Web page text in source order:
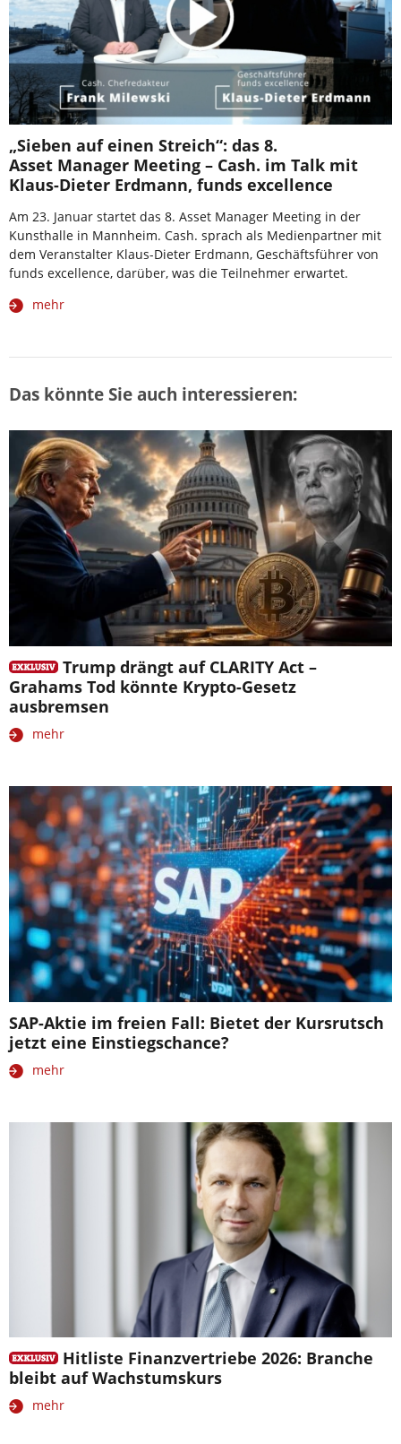
„Sieben auf einen Streich“: das 8.
Asset Manager Meeting – Cash. im Talk mit
Klaus-Dieter Erdmann, funds excellence
Am 23. Januar startet das 8. Asset Manager Meeting in der
Kunsthalle in Mannheim. Cash. sprach als Medienpartner mit
dem Veranstalter Klaus-Dieter Erdmann, Geschäftsführer von
funds excellence, darüber, was die Teilnehmer erwartet.
mehr
Das könnte Sie auch interessieren:
Trump drängt auf CLARITY Act –
Grahams Tod könnte Krypto-Gesetz
ausbremsen
mehr
SAP-Aktie im freien Fall: Bietet der Kursrutsch
jetzt eine Einstiegschance?
mehr
Hitliste Finanzvertriebe 2026: Branche
bleibt auf Wachstumskurs
mehr